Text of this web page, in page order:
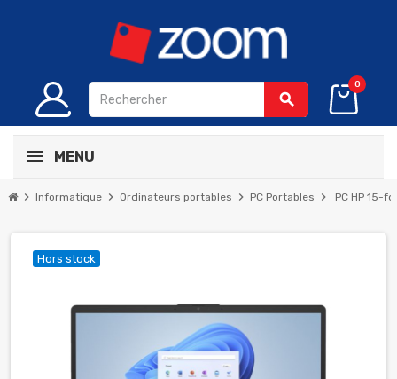
search
0
MENU
chevron_right Informatique chevron_right Ordinateurs portables chevron_right PC Portables chevron_right PC HP 15-
Hors stock